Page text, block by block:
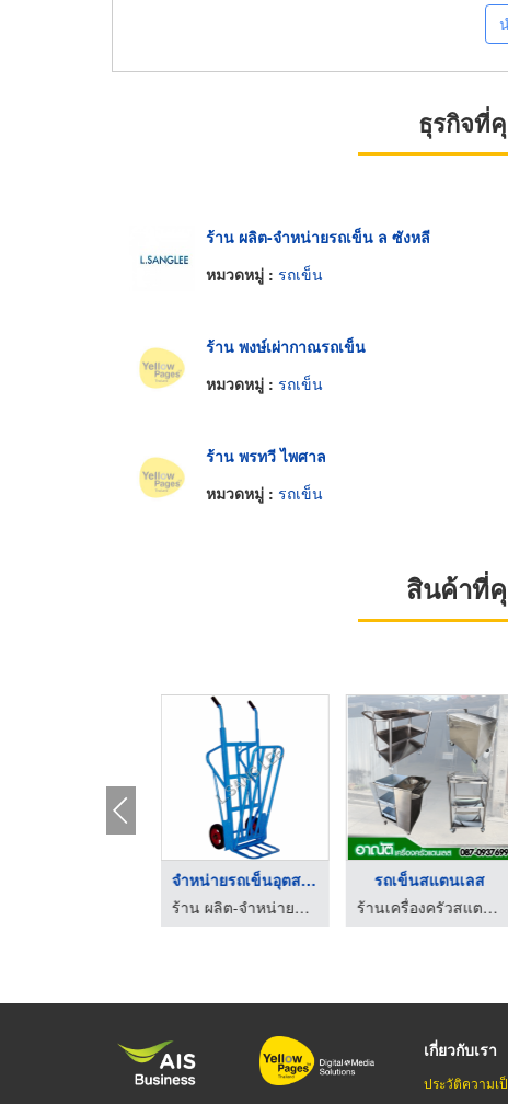
ธุรกิจที่
ร้าน ผลิต-จำหน่ายรถเข็น ล ซังหลี
หมวดหมู่ : รถเข็น
ร้าน พงษ์เผ่ากาณรถเข็น
หมวดหมู่ : รถเข็น
ร้าน พรทวี ไพศาล
หมวดหมู่ : รถเข็น
สินค้าที่
รถเข็น 3 ล้อโครงเหล็ ...
ร้าน ผลิต-จำหน่ายรถเข็น ล ซังหลี
จำหน่ายรถเข็นอุตสาหก ...
ร้าน ผลิต-จำหน่ายรถเข็น ล ซังหลี
รถเข็นสแ
เกี่ยวกับเรา
ประวัติความเ